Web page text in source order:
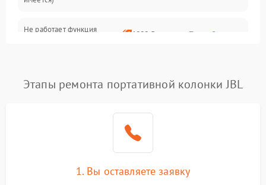
Не работает функция
1800 ₽ Подробнее →
Этапы ремонта портативной колонки JBL
1. Вы оставляете заявку